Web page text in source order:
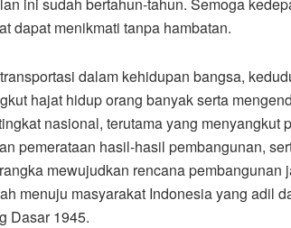
dapat menikmati tanpa hambatan.
dalam kehidupan bangsa,
hajat hidup orang banyak serta
nasional, terutama yang menyangkut
pemerataan hasil-hasil pembangunan,
mewujudkan rencana pembangunan
menuju masyarakat Indonesia yang adil
Dasar 1945.